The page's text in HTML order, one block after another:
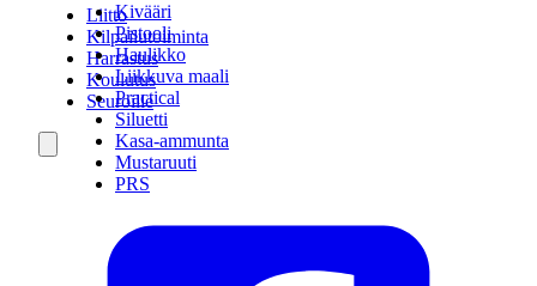
Kivääri
Pistooli
Haulikko
Liikkuva maali
Practical
Siluetti
Kasa-ammunta
Mustaruuti
PRS
Liitto
Kilpailutoiminta
Harrastus
Koulutus
Seuroille